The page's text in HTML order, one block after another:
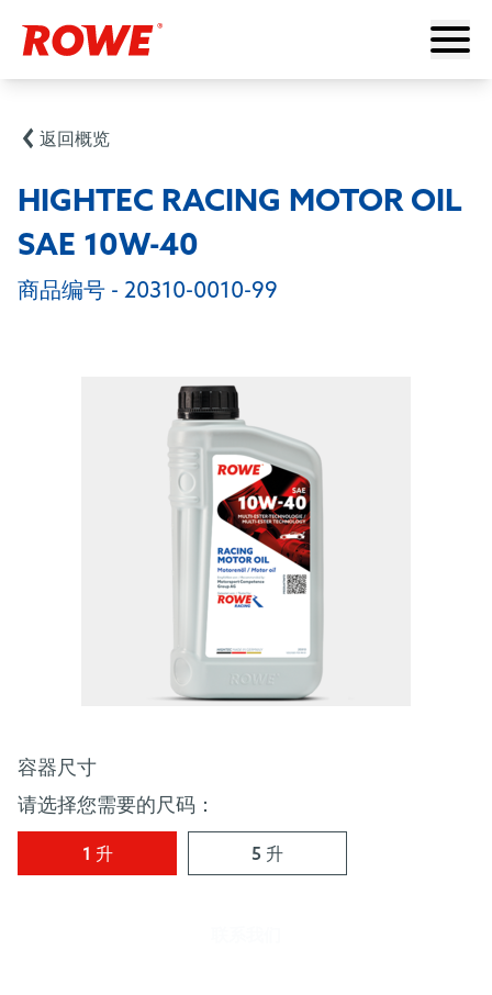
返回概览
HIGHTEC RACING MOTOR OIL
SAE 10W-40
商品编号 - 20310-0010-99
容器尺寸
请选择您需要的尺码：
1 升 5 升